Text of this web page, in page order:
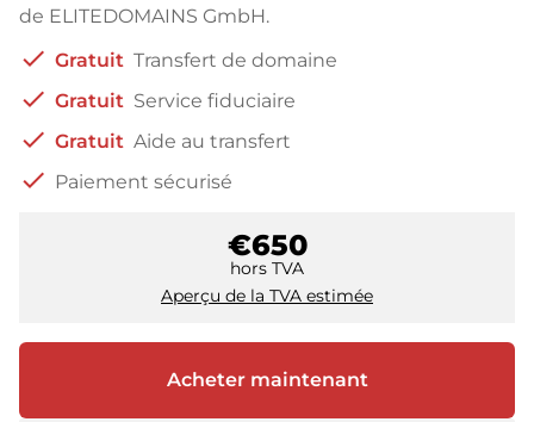
de ELITEDOMAINS GmbH.
check Gratuit Transfert de domaine
check Gratuit Service fiduciaire
check Gratuit Aide au transfert
check Paiement sécurisé
€650
hors TVA
Aperçu de la TVA estimée
Acheter maintenant